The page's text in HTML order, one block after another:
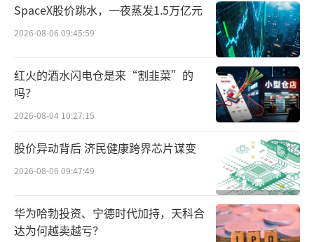
队，是国家多式联运示范工程项目牵头企业，
同时具备公路整车、区域配送、多式联运、公
路跨境、集装箱甩挂、大宗大件商品等综合物
流资质与运营经验，公司打造的全链条数字化
管控平台，可实现订单、运力、园区、能耗及
碳排的全流程可视、可管、可控。
此次强强联合的战略合作，不仅从资源互
补方面形成有机整合，更是龙头企业积极响应
《关于推动物流数据开放互联有效降低全社会
物流成本的实施方案》的率先实践。（责任编辑：z
SpaceX股价跳水，一夜蒸发1.5万亿元
2026-08-06 09:45:59
红火的酒水闪电仓是来“割韭菜”的
吗？
2026-08-04 10:27:15
股价异动背后 济民健康跨界芯片谋变
2026-08-06 09:47:49
华为哈勃投资、宁德时代加持，天科合
达为何越卖越亏？